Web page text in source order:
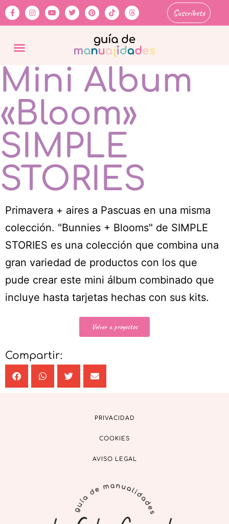
Suscríbete
Mini Álbum
«Bloom»
SIMPLE
STORIES
Primavera + aires a Pascuas en una misma
colección. "Bunnies + Blooms" de SIMPLE
STORIES es una colección que combina una
gran variedad de productos con los que
pude crear este mini álbum combinado que
incluye hasta tarjetas hechas con sus kits.
Volver a proyectos
Compartir:
PRIVACIDAD
COOKIES
AVISO LEGAL